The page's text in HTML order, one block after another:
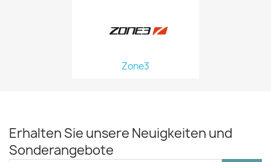
Zone3
Erhalten Sie unsere Neuigkeiten und
Sonderangebote